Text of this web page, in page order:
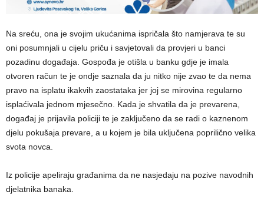
Na sreću, ona je svojim ukućanima ispričala što namjerava te su
oni posumnjali u cijelu priču i savjetovali da provjeri u banci
pozadinu događaja. Gospođa je otišla u banku gdje je imala
otvoren račun te je ondje saznala da ju nitko nije zvao te da nema
pravo na isplatu ikakvih zaostataka jer joj se mirovina regularno
isplaćivala jednom mjesečno. Kada je shvatila da je prevarena,
događaj je prijavila policiji te je zaključeno da se radi o kaznenom
djelu pokušaja prevare, a u kojem je bila uključena poprilično velika
svota novca.
Iz policije apeliraju građanima da ne nasjedaju na pozive navodnih
djelatnika banaka.